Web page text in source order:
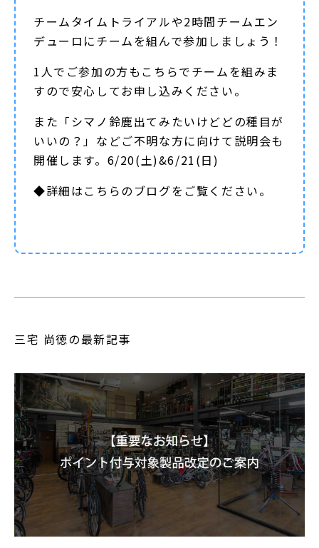
チームタイムトライアルや2時間チームエン
デューロにチームを組んで参加しましょう！
1人でご参加の方もこちらでチームを組みま
すので安心してお申し込みください。
また「シマノ鈴鹿出てみたいけどどの種目が
いいの？」などご不明な方に向けて説明会も
開催します。6/20(土)&6/21(日)
◆詳細はこちらのブログをご覧ください。
三宅 尚徳の最新記事